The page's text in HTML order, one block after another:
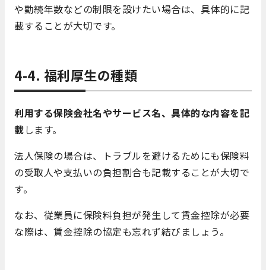
や勤続年数などの制限を設けたい場合は、具体的に記
載することが大切です。
4-4. 福利厚生の種類
利用する保険会社名やサービス名、具体的な内容を記
載します。
法人保険の場合は、トラブルを避けるためにも保険料
の受取人や支払いの負担割合も記載することが大切で
す。
なお、従業員に保険料負担が発生して賃金控除が必要
な際は、賃金控除の協定も忘れず結びましょう。